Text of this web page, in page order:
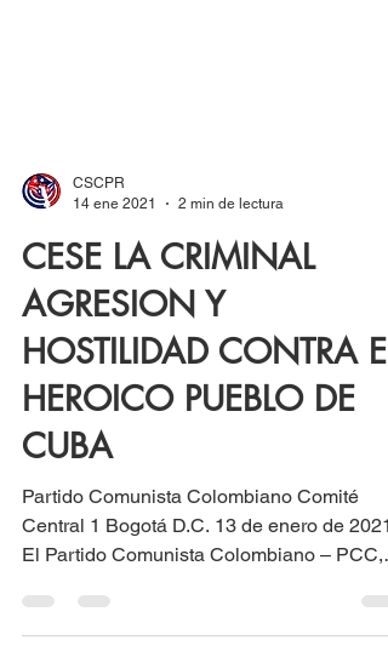
2 min de lectura
CESE LA CRIMINAL
AGRESION Y
HOSTILIDAD CONTRA EL
HEROICO PUEBLO DE
CUBA
Partido Comunista Colombiano Comité
Central 1 Bogotá D.C. 13 de enero de 2021